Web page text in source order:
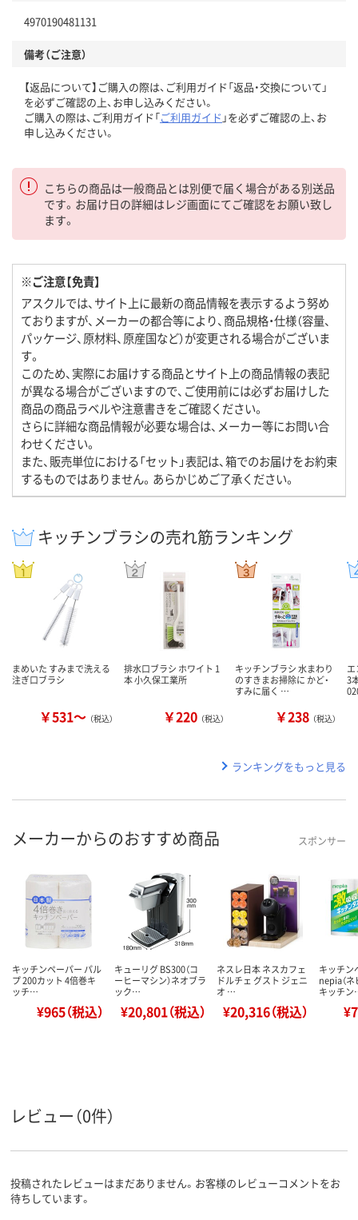
4970190481131
備考（ご注意）
【返品について】ご購入の際は、ご利用ガイド「返品・交換について」
を必ずご確認の上、お申し込みください。
ご購入の際は、ご利用ガイド「ご利用ガイド 」を必ずご確認の上、お
申し込みください。
こちらの商品は一般商品とは別便で届く場合がある別送品
です。お届け日の詳細はレジ画面にてご確認をお願い致し
ます。
※ご注意【免責】
アスクルでは、サイト上に最新の商品情報を表示するよう努め
ておりますが、メーカーの都合等により、商品規格・仕様（容量、
パッケージ、原材料、原産国など）が変更される場合がございま
す。
このため、実際にお届けする商品とサイト上の商品情報の表記
が異なる場合がございますので、ご使用前には必ずお届けした
商品の商品ラベルや注意書きをご確認ください。
さらに詳細な商品情報が必要な場合は、メーカー等にお問い合
わせください。
また、販売単位における「セット」表記は、箱でのお届けをお約束
するものではありません。あらかじめご了承ください。
キッチンブラシの売れ筋ランキング
まめいた すみまで洗える
注ぎ口ブラシ
￥531～ （税込）
排水口ブラシ ホワイト 1
本 小久保工業所
￥220 （税込）
キッチンブラシ 水まわり
のすきまお掃除に かど・
すみに届く …
￥238 （税込）
3
ランキングをもっと見る
メーカーからのおすすめ商品 スポンサー
キッチンペーパー パル
プ 200カット 4倍巻キ
ッチ…
¥965（税込）
キューリグ BS300（コ
ーヒーマシン）ネオブラ
ック…
¥20,801（税込）
ネスレ日本 ネスカフェ
ドルチェ グスト ジェニ
オ …
¥20,316（税込）
キッチン
nepia（ネ
キッチ
レビュー（0件）
投稿されたレビューはまだありません。お客様のレビューコメントをお
待ちしています。